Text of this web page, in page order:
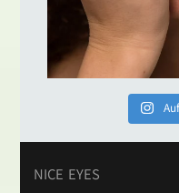
NICE EYES